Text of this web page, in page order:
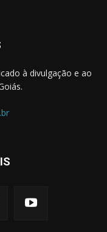
à divulgação e ao